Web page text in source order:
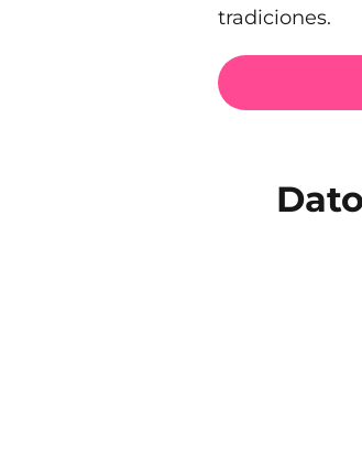
tradiciones.